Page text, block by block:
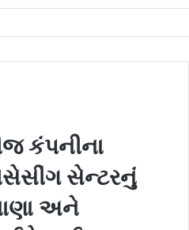
કંપનીના
સેન્ટરનું
અને